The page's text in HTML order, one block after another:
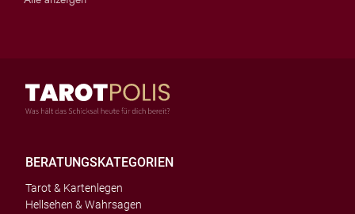
BERATUNGSKATEGORIEN
Tarot & Kartenlegen
Hellsehen & Wahrsagen